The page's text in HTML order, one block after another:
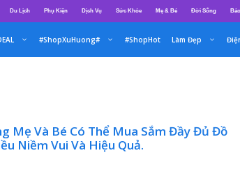
Du Lịch Phụ Kiện Dịch Vụ Sức Khỏe Mẹ & Bé Đời Sống
#ShopXuHuong# #ShopHot Làm Đẹp
Mẹ Và Bé Có Thể Mua Sắm Đầy Đủ Đồ
Niềm Vui Và Hiệu Quả.